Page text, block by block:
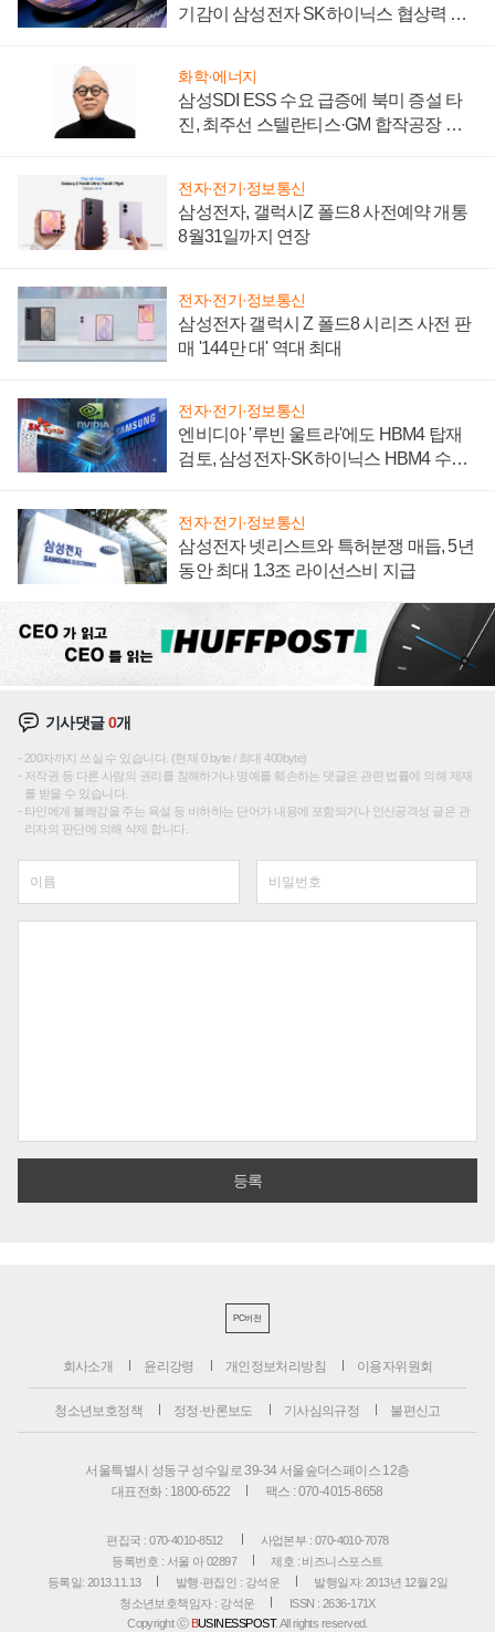
기감이 삼성전자 SK하이닉스 협상력 더
화학·에너지
삼성SDI ESS 수요 급증에 북미 증설 타
진, 최주선 스텔란티스·GM 합작공장 건
전자·전기·정보통신
삼성전자, 갤럭시Z 폴드8 사전예약 개통
8월31일까지 연장
전자·전기·정보통신
삼성전자 갤럭시 Z 폴드8 시리즈 사전 판
매 '144만 대' 역대 최대
전자·전기·정보통신
엔비디아 '루빈 울트라'에도 HBM4 탑재
검토, 삼성전자·SK하이닉스 HBM4 수율
전자·전기·정보통신
삼성전자 넷리스트와 특허분쟁 매듭, 5년
동안 최대 1.3조 라이선스비 지급
기사댓글0개
200자까지 쓰실 수 있습니다. (현재 0 byte / 최대 400byte)
저작권 등 다른 사람의 권리를 침해하거나 명예를 훼손하는 댓글은 관련 법률에 의해 제재
를 받을 수 있습니다.
타인에게 불쾌감을 주는 욕설 등 비하하는 단어가 내용에 포함되거나 인신공격성 글은 관
리자의 판단에 의해 삭제 합니다.
PC버전
회사소개 윤리강령 개인정보처리방침 이용자위원회
청소년보호정책 정정·반론보도 기사심의규정 불편신고
서울특별시 성동구 성수일로 39-34 서울숲더스페이스 12층
대표전화 : 1800-6522
팩스 : 070-4015-8658
편집국 : 070-4010-8512
사업본부 : 070-4010-7078
등록번호 : 서울 아 02897
제호 : 비즈니스포스트
등록일: 2013.11.13
발행·편집인 : 강석운
발행일자: 2013년 12월 2일
청소년보호책임자 : 강석운
ISSN : 2636-171X
Copyright ⓒ BUSINESSPOST. All rights reserved.